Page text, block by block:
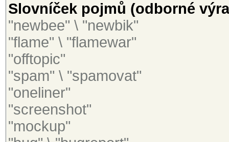
Slovníček pojmů (odborné
"newbee" \ "newbik"
"flame" \ "flamewar"
"offtopic"
"spam" \ "spamovat"
"oneliner"
"screenshot"
"mockup"